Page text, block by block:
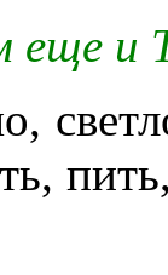
еще и